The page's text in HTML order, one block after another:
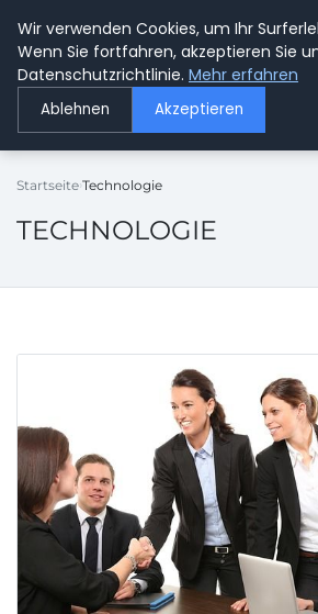
GETOESE IN
Startseite Technologie
TECHNOLOGIE
Wir verwenden Cookies, um Ihr
Wenn Sie fortfahren, akzeptieren Sie
Datenschutzrichtlinie. Mehr erfahren
Ablehnen Akzeptieren